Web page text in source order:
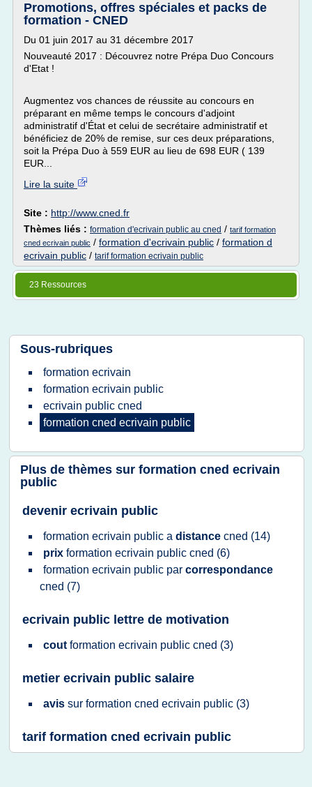
Promotions, offres spéciales et packs de
formation - CNED
Du 01 juin 2017 au 31 décembre 2017
Nouveauté 2017 : Découvrez notre Prépa Duo Concours
d'Etat !
Augmentez vos chances de réussite au concours en
préparant en même temps le concours d'adjoint
administratif d'État et celui de secrétaire administratif et
bénéficiez de 20% de remise, sur ces deux préparations,
soit la Prépa Duo à 559 EUR au lieu de 698 EUR ( 139
EUR...
Lire la suite
Site : http://www.cned.fr
Thèmes liés : formation d'ecrivain public au cned / tarif formation
cned ecrivain public / formation d'ecrivain public / formation d
ecrivain public / tarif formation ecrivain public
23 Ressources
Sous-rubriques
formation ecrivain
formation ecrivain public
ecrivain public cned
formation cned ecrivain public
Plus de thèmes sur formation cned ecrivain
public
devenir ecrivain public
formation ecrivain public a distance cned (14)
prix formation ecrivain public cned (6)
formation ecrivain public par correspondance
cned (7)
ecrivain public lettre de motivation
cout formation ecrivain public cned (3)
metier ecrivain public salaire
avis sur formation cned ecrivain public (3)
tarif formation cned ecrivain public